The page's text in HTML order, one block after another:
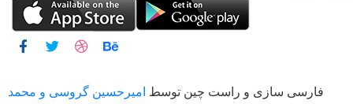
فارسی سازی و راست چین توسط امیرحسین گروسی و محمد